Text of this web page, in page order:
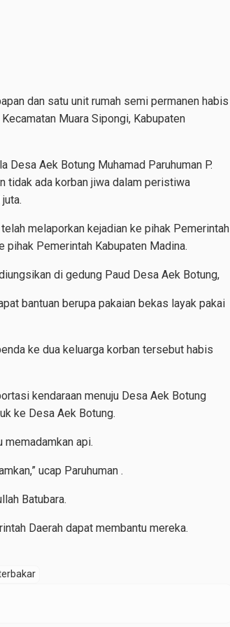
dan satu unit rumah semi permanen habis
Muara Sipongi, Kabupaten
Desa Aek Botung Muhamad Paruhuman P.
ada korban jiwa dalam peristiwa
melaporkan kejadian ke pihak Pemerintah
pihak Pemerintah Kabupaten Madina.
di gedung Paud Desa Aek Botung,
bantuan berupa pakaian bekas layak pakai
ke dua keluarga korban tersebut habis
kendaraan menuju Desa Aek Botung
ke Desa Aek Botung.
memadamkan api.
ucap Paruhuman .
Batubara.
Daerah dapat membantu mereka.